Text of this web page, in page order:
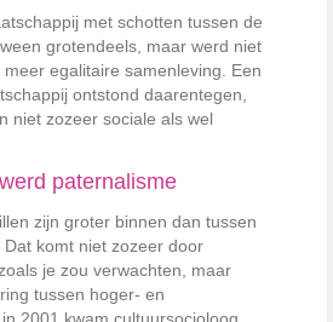
met schotten tussen de
grotendeels, maar werd niet
egalitaire samenleving. Een
ontstond daarentegen,
niet zozeer sociale als wel
paternalisme
zijn groter binnen dan tussen
komt niet zozeer door
je zou verwachten, maar
tussen hoger- en